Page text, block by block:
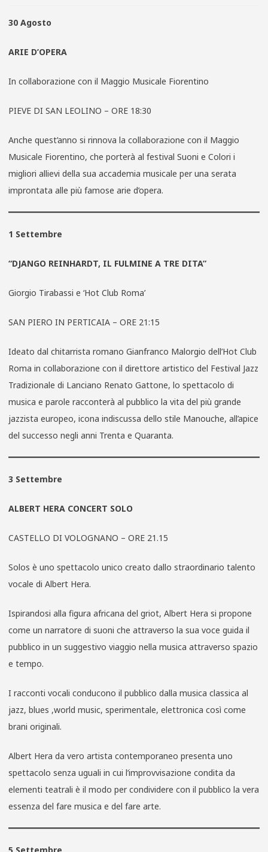
30 Agosto
ARIE D’OPERA
In collaborazione con il Maggio Musicale Fiorentino
PIEVE DI SAN LEOLINO – ORE 18:30
Anche quest’anno si rinnova la collaborazione con il Maggio
Musicale Fiorentino, che porterà al festival Suoni e Colori i
migliori allievi della sua accademia musicale per una serata
improntata alle più famose arie d’opera.
1 Settembre
“DJANGO REINHARDT, IL FULMINE A TRE DITA”
Giorgio Tirabassi e ‘Hot Club Roma’
SAN PIERO IN PERTICAIA – ORE 21:15
Ideato dal chitarrista romano Gianfranco Malorgio dell’Hot Club
Roma in collaborazione con il direttore artistico del Festival Jazz
Tradizionale di Lanciano Renato Gattone, lo spettacolo di
musica e parole racconterà al pubblico la vita del più grande
jazzista europeo, icona indiscussa dello stile Manouche, all’apice
del successo negli anni Trenta e Quaranta.
3 Settembre
ALBERT HERA CONCERT SOLO
CASTELLO DI VOLOGNANO – ORE 21.15
Solos è uno spettacolo unico creato dallo straordinario talento
vocale di Albert Hera.
Ispirandosi alla figura africana del griot, Albert Hera si propone
come un narratore di suoni che attraverso la sua voce guida il
pubblico in un suggestivo viaggio nella musica attraverso spazio
e tempo.
I racconti vocali conducono il pubblico dalla musica classica al
jazz, blues ,world music, sperimentale, elettronica così come
brani originali.
Albert Hera da vero artista contemporaneo presenta uno
spettacolo senza uguali in cui l’improvvisazione condita da
elementi teatrali è il modo per condividere con il pubblico la vera
essenza del fare musica e del fare arte.